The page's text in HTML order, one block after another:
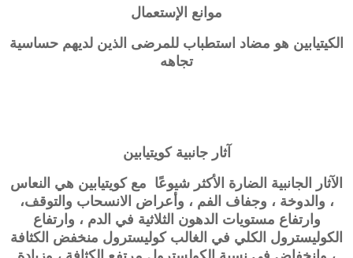
موانع الإستعمال
الكيتيابين هو مضاد استطباب للمرضى الذين لديهم حساسية
تجاهه
آثار جانبيةكويتيابين
الآثار الجانبية الضارة الأكثر شيوعًا معكويتيابين هي النعاس
، والدوخة ، وجفاف الفم ، وأعراض الانسحاب والتوقف،
وارتفاع مستويات الدهون الثلاثية في الدم ، وارتفاع
الكوليسترول الكلي في الغالب كوليسترول منخفض الكثافة